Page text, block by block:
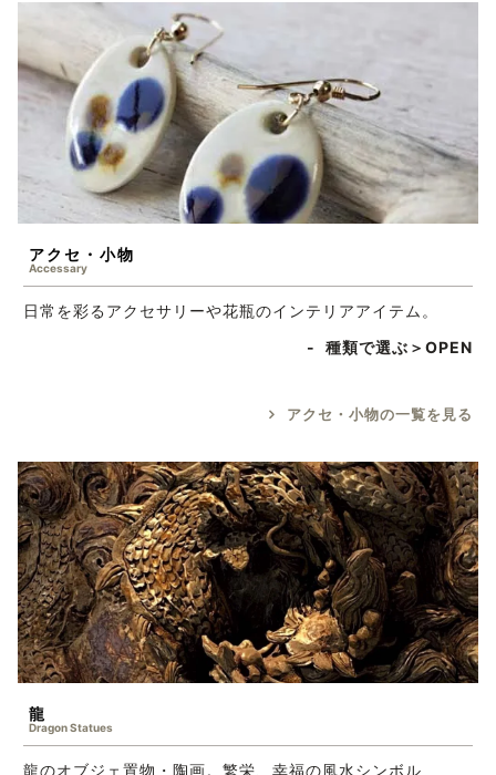
アクセ・小物
Accessary
日常を彩るアクセサリーや花瓶のインテリアアイテム。
種類で選ぶ＞
アクセ・小物の一覧を見る
龍
Dragon Statues
龍のオブジェ置物・陶画。繁栄、幸福の風水シンボル